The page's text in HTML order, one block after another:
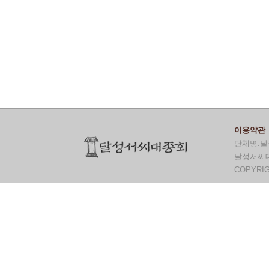
이용약관
단체명:
달성서씨